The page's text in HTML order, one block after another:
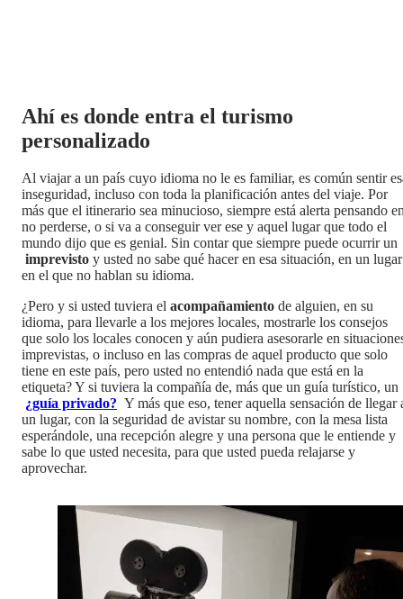
Ahí es donde entra el turismo
personalizado
Al viajar a un país cuyo idioma no le es familiar, es común sentir
inseguridad, incluso con toda la planificación antes del viaje. Por
más que el itinerario sea minucioso, siempre está alerta pensando
no perderse, o si va a conseguir ver ese y aquel lugar que todo el
mundo dijo que es genial. Sin contar que siempre puede ocurrir un
imprevisto y usted no sabe qué hacer en esa situación, en un lugar
en el que no hablan su idioma.
¿Pero y si usted tuviera el acompañamiento de alguien, en su
idioma, para llevarle a los mejores locales, mostrarle los consejos
que solo los locales conocen y aún pudiera asesorarle en
imprevistas, o incluso en las compras de aquel producto que solo
tiene en este país, pero usted no entendió nada que está en la
etiqueta? Y si tuviera la compañía de, más que un guía turístico, un
¿guía privado? Y más que eso, tener aquella sensación de llegar
un lugar, con la seguridad de avistar su nombre, con la mesa lista
esperándole, una recepción alegre y una persona que le entiende y
sabe lo que usted necesita, para que usted pueda relajarse y
aprovechar.